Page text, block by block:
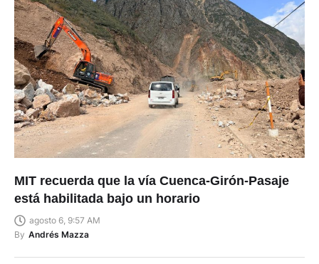
MIT recuerda que la vía Cuenca-Girón-Pasaje
está habilitada bajo un horario
agosto 6, 9:57 AM
By
Andrés Mazza